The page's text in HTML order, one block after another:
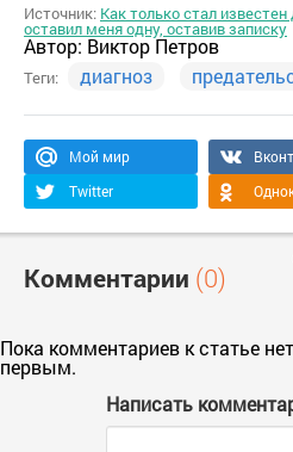
Источник: Как только стал
оставил меня одну, оставив записку
Автор:Виктор Петров
Теги: диагноз
Мой мир
Twitter
Комментарии (0)
Пока комментариев к статье
первым.
Написать